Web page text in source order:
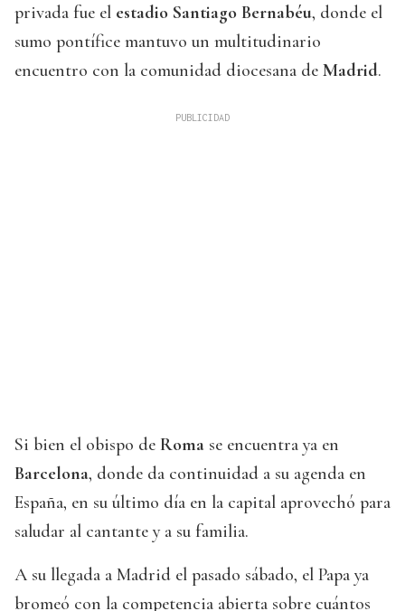
privada fue el estadio Santiago Bernabéu, donde el
sumo pontífice mantuvo un multitudinario
encuentro con la comunidad diocesana de Madrid.
Si bien el obispo de Roma se encuentra ya en
Barcelona, donde da continuidad a su agenda en
España, en su último día en la capital aprovechó para
saludar al cantante y a su familia.
A su llegada a Madrid el pasado sábado, el Papa ya
bromeó con la competencia abierta sobre cuántos